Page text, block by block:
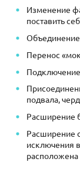
Изменение
поставить
Перенос
подвала,
Расширение
Расширение
исключения
расположена